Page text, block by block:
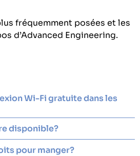
fréquemment posées et les
d’Advanced Engineering.
Wi-Fi gratuite dans les
disponible?
pour manger?